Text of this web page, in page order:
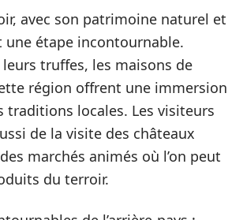
avec son patrimoine naturel et
une étape incontournable.
truffes, les maisons de
région offrent une immersion
traditions locales. Les visiteurs
de la visite des châteaux
marchés animés où l’on peut
du terroir.